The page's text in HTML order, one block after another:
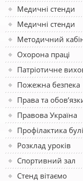
Медичні стенди
Медичні стенди
Методичний
Охорона праці
Патріотичне
Пожежна безпека
Права та
Правова Україна
Профілактика
Розклад уроків
Спортивний зал
Стенд вітаємо